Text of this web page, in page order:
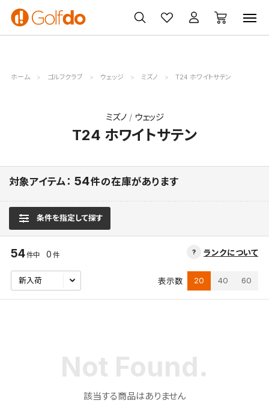
ゴルフ
クラブ
ゴルフ用品
買取
無料査定
クーポン
一覧
ホーム ゴルフクラブ ウェッジ ミズノ T24 ホワイトサテン
ミズノ ウェッジ
T24 ホワイトサテン
対象アイテム： 54件の在庫があります
条件を指定して探す
ランクについて
54件中 0 件
表示数 20 40 60
該当する商品はありません